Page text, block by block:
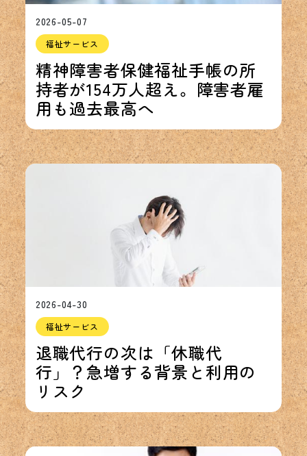
2026-05-07
福祉サービス
精神障害者保健福祉手帳の所
持者が154万人超え。障害者雇
用も過去最高へ
2026-04-30
福祉サービス
退職代行の次は「休職代
行」？急増する背景と利用の
リスク